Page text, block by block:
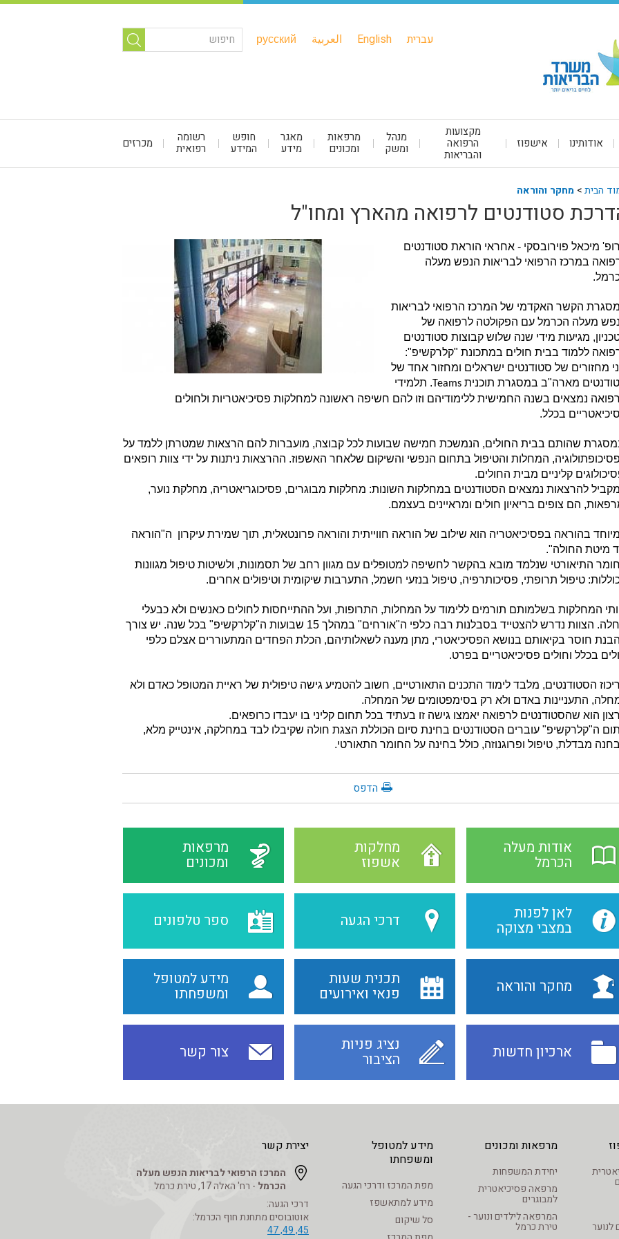
עברית English العربية русский
אודותינו אישפוז
מקצועות
הרפואה
והבריאות
מנהל
ומשק
מרפאות
ומכונים
מאגר
מידע
חופש
המידע
רשומה
רפואית מכרזים
הבית> מחקר והוראה
סטודנטים לרפואה מהארץ ומחו"ל
מיכאל פוירובסקי - אחראי הוראת סטודנטים
במרכז הרפואי לבריאות הנפש מעלה
הקשר האקדמי של המרכז הרפואי לבריאות
מעלה הכרמל עם הפקולטה לרפואה של
מגיעות מידי שנה שלוש קבוצות סטודנטים
ללמוד בבית חולים במתכונת "קלרקשיפ":
מחזורים של סטודנטים ישראלים ומחזור אחד של
מארה"ב במסגרת תוכניתTeams. תלמידי
נמצאים בשנה החמישית ללימודיהם וזו להם חשיפה ראשונה למחלקות פסיכיאטריות ולחולים
בכלל.
שהותם בבית החולים, הנמשכת חמישה שבועות לכל קבוצה, מועברות להם הרצאות שמטרתן ללמד על
המחלות והטיפול בתחום הנפשי והשיקום שלאחר האשפוז. ההרצאות ניתנות על ידי צוות רופאים
קליניים מבית החולים.
להרצאות נמצאים הסטודנטים במחלקות השונות: מחלקות מבוגרים, פסיכוגריאטריה, מחלקת נוער,
הם צופים בריאיון חולים ומראיינים בעצמם.
בהוראה בפסיכיאטריה הוא שילוב של הוראה חווייתית והוראה פרונטאלית, תוך שמירת עיקרון ה"הוראה
מיטת החולה".
התיאורטי שנלמד מובא בהקשר לחשיפה למטופלים עם מגוון רחב של תסמונות, ולשיטות טיפול מגוונות
טיפול תרופתי, פסיכותרפיה, טיפול בנזעי חשמל, התערבות שיקומית וטיפולים אחרים.
המחלקות בשלמותם תורמים ללימוד על המחלות, התרופות, ועל ההתייחסות לחולים כאנשים ולא כבעלי
מחלה. הצוות נדרש להצטייד בסבלנות רבה כלפי ה"אורחים" במהלך 15 שבועות ה"קלרקשיפ" בכל שנה. יש צורך
חוסר בקיאותם בנושא הפסיכיאטרי, מתן מענה לשאלותיהם, הכלת הפחדים המתעוררים אצלם כלפי
בכלל וחולים פסיכיאטריים בפרט.
הסטודנטים, מלבד לימוד התכנים התאורטיים, חשוב להטמיע גישה טיפולית של ראיית המטופל כאדם ולא
התעניינות באדם ולא רק בסימפטומים של המחלה.
הוא שהסטודנטים לרפואה יאמצו גישה זו בעתיד בכל תחום קליני בו יעבדו כרופאים.
ה"קלרקשיפ" עוברים הסטודנטים בחינת סיום הכוללת הצגת חולה שקיבלו לבד במחלקה, אינטייק מלא,
מבדלת, טיפול ופרוגנוזה, כולל בחינה על החומר התאורטי.
הדפס
אודות מעלה
הכרמל
מחלקות
אשפוז
מרפאות
ומכונים
לאן לפנות
במצבי מצוקה דרכי הגעה ספר טלפונים
מחקר והוראה תכנית שעות
פנאי ואירועים
מידע למטופל
ומשפחתו
ארכיון חדשות נציג פניות
הציבור צור קשר
יצירת קשר
המרכז הרפואי לבריאות הנפש מעלה
הכרמל - רח' האלה 17, טירת כרמל
דרכי הגעה:
אוטובוסים מתחנת חוף הכרמל:
45, 49, 47
לנוער
מרפאות ומכונים
יחידת המשפחות
מרפאה פסיכיאטרית
למבוגרים
המרפאה לילדים ונוער -
טירת כרמל
מידע למטופל
ומשפחתו
מפת המרכז ודרכי הגעה
מידע למתאשפז
סל שיקום